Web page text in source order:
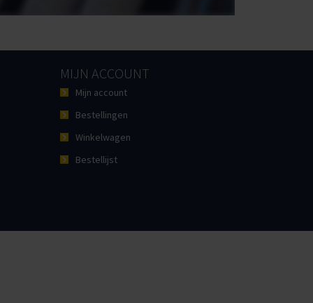
MIJN ACCOUNT
Mijn account
Bestellingen
Winkelwagen
Bestellijst